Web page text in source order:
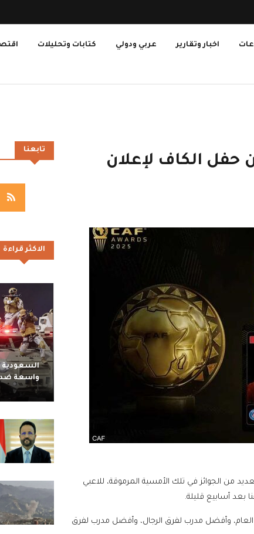
اخبار وتقارير عربي ودولي كتابات وتحليلات
حفل الكاف لإعلان
الجوائز في تلك الأمسية المرموقة، للاعبي
بعد أسابيع قليلة.
العام، وأفضل مدرب لفرق الرجال، وأفضل مدرب لفرق
تابعنا
الاكثر قراءة
السعودية
واسعة ضد